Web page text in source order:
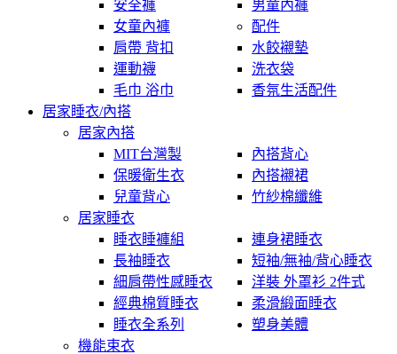
安全褲
男童內褲
女童內褲
配件
肩帶 背扣
水餃襯墊
運動襪
洗衣袋
毛巾 浴巾
香氛生活配件
居家睡衣/內搭
居家內搭
MIT台灣製
內搭背心
保暖衛生衣
內搭襯裙
兒童背心
竹紗棉纖維
居家睡衣
睡衣睡褲組
連身裙睡衣
長袖睡衣
短袖/無袖/背心睡衣
細肩帶性感睡衣
洋裝 外罩衫 2件式
經典棉質睡衣
柔滑緞面睡衣
睡衣全系列
塑身美體
機能束衣